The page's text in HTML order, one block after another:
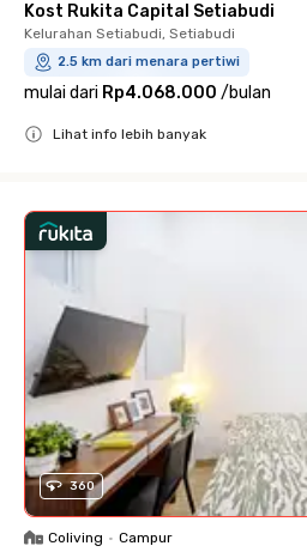
Kost Rukita Capital Setiabudi
Kelurahan Setiabudi, Setiabudi
2.5 km dari menara pertiwi
mulai dari Rp4.068.000 /bulan
Lihat info lebih banyak
360
Coliving • Campur